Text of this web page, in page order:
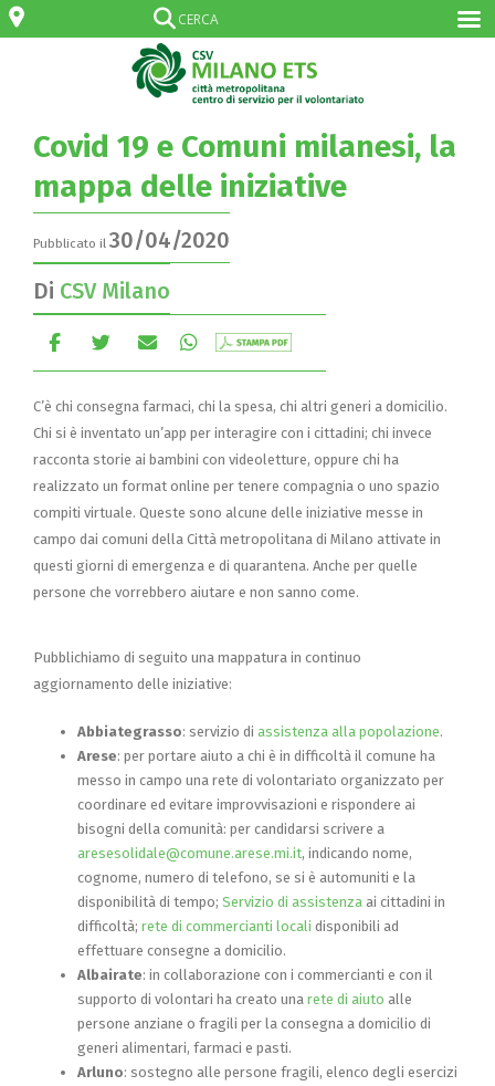
Covid 19 e Comuni milanesi, la
mappa delle iniziative
Pubblicato il 30/04/2020
Di CSV Milano
C’è chi consegna farmaci, chi la spesa, chi altri generi a domicilio.
Chi si è inventato un’app per interagire con i cittadini; chi invece
racconta storie ai bambini con videoletture, oppure chi ha
realizzato un format online per tenere compagnia o uno spazio
compiti virtuale. Queste sono alcune delle iniziative messe in
campo dai comuni della Città metropolitana di Milano attivate in
questi giorni di emergenza e di quarantena. Anche per quelle
persone che vorrebbero aiutare e non sanno come.
Pubblichiamo di seguito una mappatura in continuo
aggiornamento delle iniziative:
Abbiategrasso: servizio di assistenza alla popolazione.
Arese: per portare aiuto a chi è in difficoltà il comune ha
messo in campo una rete di volontariato organizzato per
coordinare ed evitare improvvisazioni e rispondere ai
bisogni della comunità: per candidarsi scrivere a
aresesolidale@comune.arese.mi.it, indicando nome,
cognome, numero di telefono, se si è automuniti e la
disponibilità di tempo; Servizio di assistenza ai cittadini in
difficoltà; rete di commercianti locali disponibili ad
effettuare consegne a domicilio.
Albairate: in collaborazione con i commercianti e con il
supporto di volontari ha creato una rete di aiuto alle
persone anziane o fragili per la consegna a domicilio di
generi alimentari, farmaci e pasti.
Arluno: sostegno alle persone fragili, elenco degli esercizi